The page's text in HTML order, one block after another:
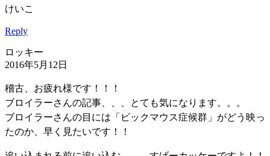
けいこ
Reply
ロッキー
2016年5月12日
稽古、お疲れ様です！！！
ブロイラーさんの記事、、、とても気になります。。。
ブロイラーさんの目には「ビックマウス症候群」がどう映っ
たのか、早く見たいです！！